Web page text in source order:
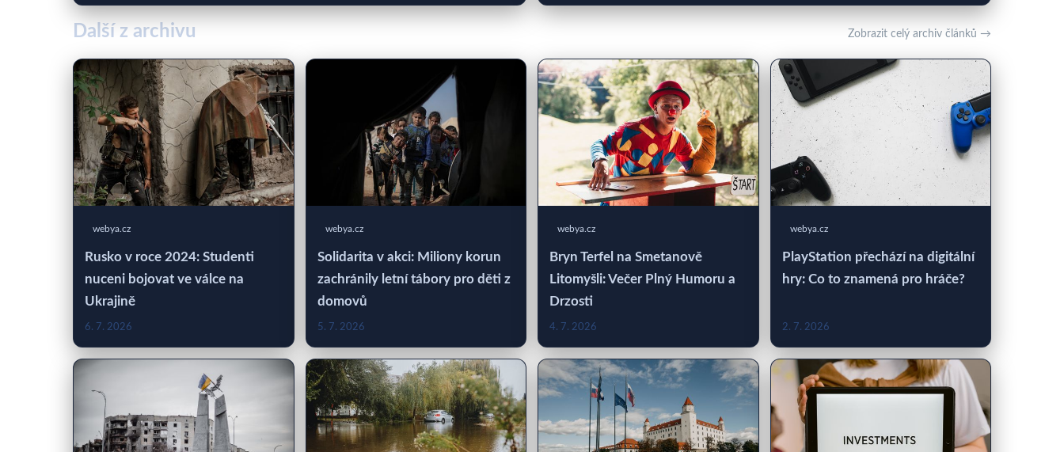
Další z archivu Zobrazit celý archiv článků →
webya.cz
Rusko v roce 2024: Studenti
nuceni bojovat ve válce na
Ukrajině
6. 7. 2026
webya.cz
Solidarita v akci: Miliony korun
zachránily letní tábory pro děti z
domovů
5. 7. 2026
webya.cz
Bryn Terfel na Smetanově
Litomyšli: Večer Plný Humoru a
Drzosti
4. 7. 2026
webya.cz
PlayStation přechází na digitální
hry: Co to znamená pro hráče?
2. 7. 2026